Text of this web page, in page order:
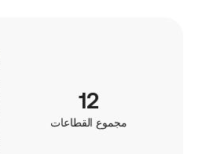
12
مجموع القطاعات